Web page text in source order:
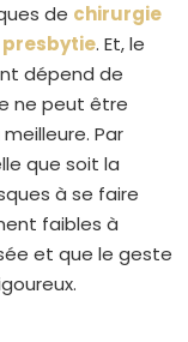
de chirurgie
presbytie. Et, le
dépend de
ne peut être
Par
que soit la
à se faire
faibles à
et que le geste